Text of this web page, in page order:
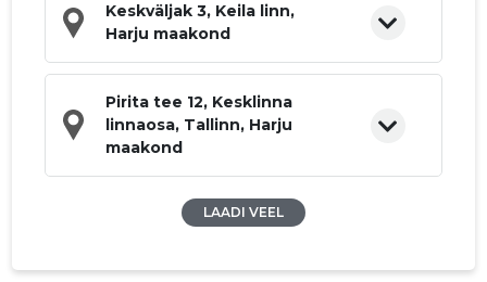
Keskväljak 3, Keila linn,
Harju maakond
Pirita tee 12, Kesklinna
linnaosa, Tallinn, Harju
maakond
LAADI VEEL